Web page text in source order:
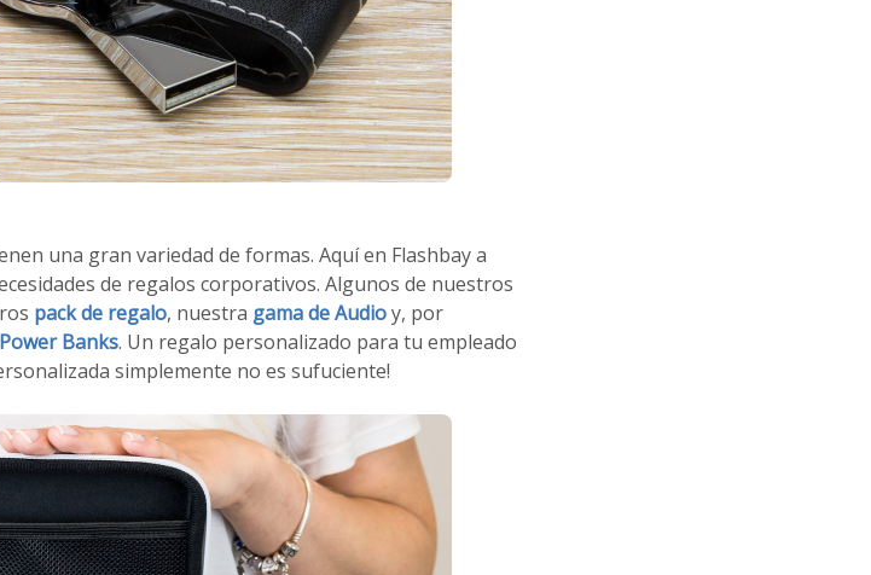
una gran variedad de formas. Aquí en Flashbay a
de regalos corporativos. Algunos de nuestros
pack de regalo, nuestra gama de Audioy, por
Power Banks. Un regalo personalizado para tu empleado
simplemente no es sufuciente!